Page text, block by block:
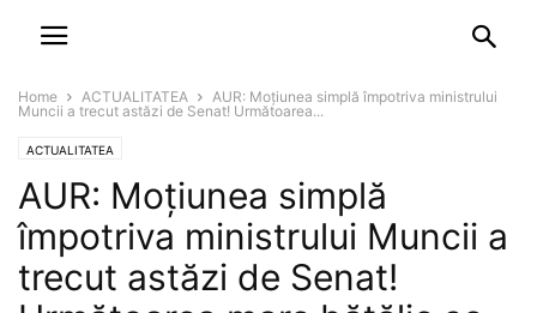
Home ACTUALITATEA
AUR: Moțiunea simplă împotriva ministrului
Muncii a trecut astăzi de Senat! Următoarea...
ACTUALITATEA
AUR: Moțiunea simplă
împotriva ministrului Muncii a
trecut astăzi de Senat!